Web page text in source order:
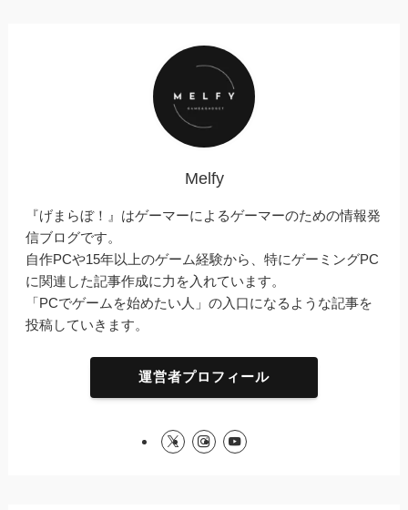
Melfy
『げまらぼ！』はゲーマーによるゲーマーのための情報発
信ブログです。
自作PCや15年以上のゲーム経験から、特にゲーミングPC
に関連した記事作成に力を入れています。
「PCでゲームを始めたい人」の入口になるような記事を
投稿していきます。
運営者プロフィール